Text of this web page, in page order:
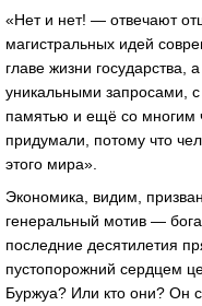
«Нет и нет! — отвечают
магистральных идей
главе жизни
уникальными запросами,
памятью и ещё со многим
придумали, потому что
этого мира».
Экономика, видим,
генеральный мотив —
последние десятилетия
пустопорожний сердцем
Буржуа? Или кто они? Он